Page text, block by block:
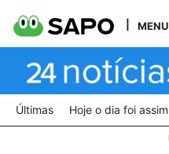
MENU
Últimas Hoje o dia foi assim